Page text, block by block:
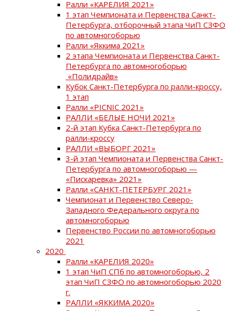
Ралли «КАРЕЛИЯ 2021»
1 этап Чемпионата и Первенства Санкт-
Петербурга, отборочный этапа ЧиП СЗФО
по автомногоборью
Ралли «Яккима 2021»
2 этапа Чемпионата и Первенства Санкт-
Петербурга по автомногоборью
«Полидрайв»
Кубок Санкт-Петербурга по ралли-кроссу,
1 этап
Ралли «PICNIC 2021»
РАЛЛИ «БЕЛЫЕ НОЧИ 2021»
2-й этап Кубка Санкт-Петербурга по
ралли-кроссу
РАЛЛИ «ВЫБОРГ 2021»
3-й этап Чемпионата и Первенства Санкт-
Петербурга по автомногоборью —
«Пискаревка» 2021»
Ралли «САНКТ-ПЕТЕРБУРГ 2021»
Чемпионат и Первенство Северо-
Западного Федерального округа по
автомногоборью
Первенство России по автомногоборью
2021
2020
Ралли «КАРЕЛИЯ 2020»
1 этап ЧиП СПб по автомногоборью, 2
этап ЧиП СЗФО по автомногоборью 2020
г.
РАЛЛИ «ЯККИМА 2020»